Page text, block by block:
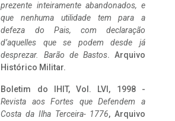
prezente inteiramente abandonados, e
que nenhuma utilidade tem para a
defeza do Pais, com declaração
d’aquelles que se podem desde já
desprezar. Barão de Bastos. Arquivo
Histórico Militar.
Boletim do IHIT, Vol. LVI, 1998 -
Revista aos Fortes que Defendem a
Costa da Ilha Terceira- 1776, Arquivo